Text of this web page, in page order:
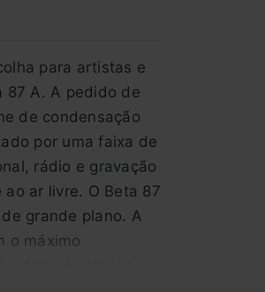
para artistas e
87 A. A pedido de
de condensação
por uma faixa de
rádio e gravação
ar livre. O Beta 87
grande plano. A
o máximo
dos microfones